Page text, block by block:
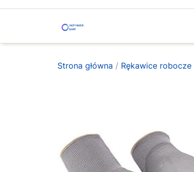
Strona główna / Rękawice robocze